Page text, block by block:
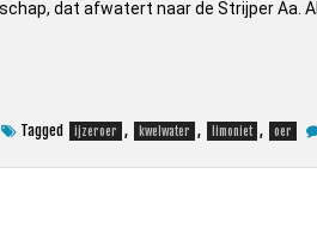
dat afwatert naar de Strijper Aa.
Tagged ijzeroer , kwelwater , limoniet , oer